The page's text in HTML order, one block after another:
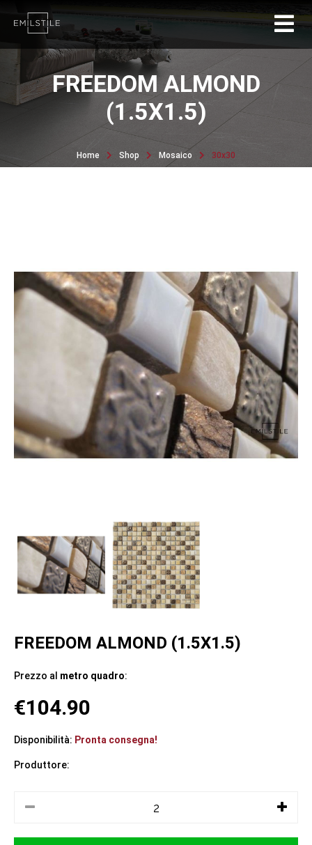
FREEDOM ALMOND
(1.5X1.5)
Home Shop Mosaico 30x30
FREEDOM ALMOND (1.5X1.5)
Prezzo al metro quadro:
€104.90
Disponibilità: Pronta consegna!
Produttore: